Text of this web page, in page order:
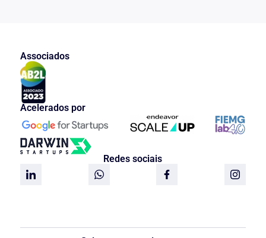
Associados
Acelerados por
Redes sociais